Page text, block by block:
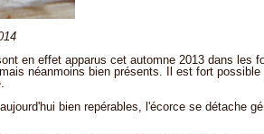
en effet apparus cet automne 2013 dans les
néanmoins bien présents. Il est fort possible
bien repérables, l'écorce se détache